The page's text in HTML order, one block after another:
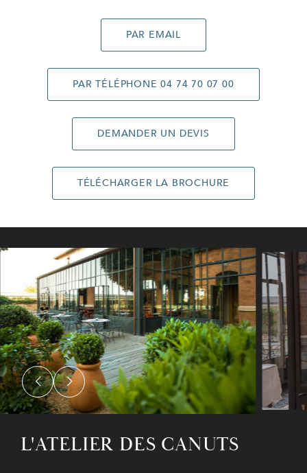
PAR EMAIL
PAR TÉLÉPHONE 04 74 70 07 00
DEMANDER UN DEVIS
TÉLÉCHARGER LA BROCHURE
L'ATELIER DES CANUTS